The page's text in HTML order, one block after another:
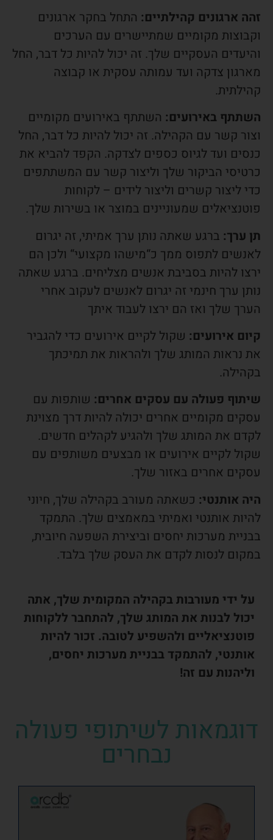
זהה ארגונים קהילתיים: התחל בחקר ארגונים
וקבוצות מקומיים שמתיישרים עם הערכים
והיעדים העסקיים שלך. זה יכול להיות כל דבר, החל
מארגון צדקה ועד עמותה עסקית או קבוצה
קהילתית.
השתתף באירועים: השתתף באירועים מקומיים
וצור קשר עם הקהילה. זה יכול להיות כל דבר, החל
כנסים ועד לגיוס כספים לצדקה. הקפד להביא את
כרטיסי הביקור שלך וליצור קשר עם המשתתפים
כדי ליצור קשרים וליצור לידים – לקוחות
פוטנציאלים שמעוניינים במוצר או בשירות שלך.
תן ערך: ברגע שאתה נותן ערך אמיתי, זה יגרום
לאנשים לתפוס ממך כ“מישהו מקצועי“ ולכן הם
ירצו להיות בסביבת אנשים מצליחים. ברגע שאתה
נותן ערך חינמי זה יגרום לאנשים לעקוב אחרי
הערך שלך ואז הם ירצו לעבוד איתך
קיום אירועים: שקול לקיים אירועים כדי להגביר
את נראות המותג שלך ולהראות את תמיכתך
בקהילה.
שיתוף פעולה עם עסקים אחרים: שותפות עם
עסקים מקומיים אחרים יכולה להיות דרך מצוינת
לקדם את המותג שלך ולהגיע לקהלים חדשים.
שקול לקיים אירועים או מבצעים משותפים עם
עסקים אחרים באזור שלך.
היה אותנטי: כשאתה מעורב בקהילה שלך, חיוני
להיות אותנטי ואמיתי במאמצים שלך. התמקד
בבניית מערכות יחסים וביצירת השפעה חיובית,
במקום לנסות לקדם את העסק שלך בלבד.
על ידי מעורבות בקהילה המקומית שלך, אתה
יכול לבנות את המותג שלך, להתחבר ללקוחות
פוטנציאליים ולהשפיע לטובה. זכור להיות
אותנטי, להתמקד בבניית מערכות יחסים,
וליהנות עם זה!
דוגמאות לשיתופי פעולה
נבחרים